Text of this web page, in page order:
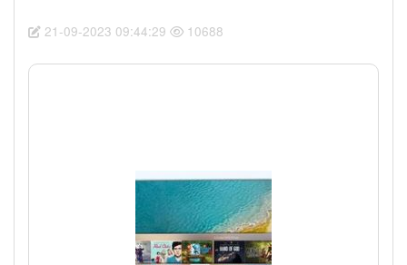
21-09-2023 09:44:29 10688